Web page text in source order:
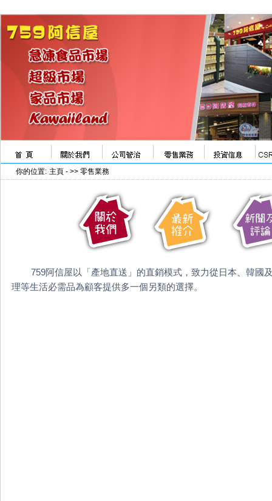
你的位置: 主頁 - >> 零售業務
759阿信屋以「產地直送」的直銷模式，致力從日本、韓國
理等生活必需品為顧客提供多一個另類的選擇。